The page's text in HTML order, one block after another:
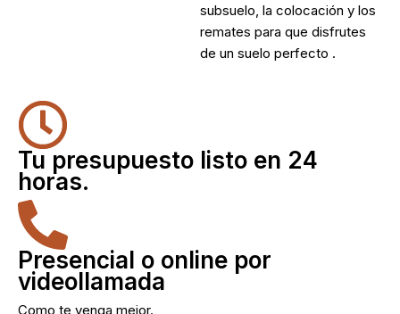
subsuelo, la colocación y los
remates para que disfrutes
de un suelo perfecto .
Tu presupuesto listo en 24
horas.
Presencial o online por
videollamada
Como te venga mejor.